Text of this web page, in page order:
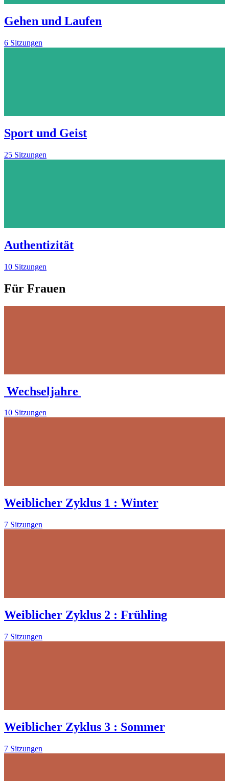
Gehen und Laufen
6 Sitzungen
Sport und Geist
25 Sitzungen
Authentizität
10 Sitzungen
Für Frauen
Wechseljahre
10 Sitzungen
Weiblicher Zyklus 1 : Winter
7 Sitzungen
Weiblicher Zyklus 2 : Frühling
7 Sitzungen
Weiblicher Zyklus 3 : Sommer
7 Sitzungen